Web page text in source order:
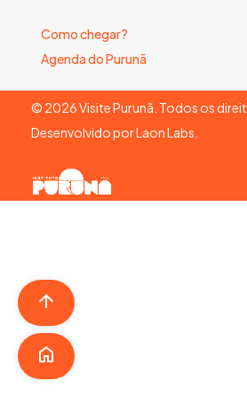
Como chegar?
Agenda do Purunã
© 2026Visite Purunã. Todos os
Desenvolvido porLaon Labs